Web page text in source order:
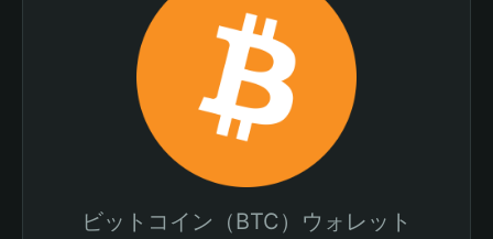
ビットコイン（BTC）ウォレット